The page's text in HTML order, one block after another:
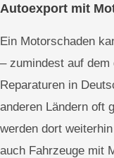
Autoexport mit
Ein Motorschaden
– zumindest auf
Reparaturen in
anderen Ländern oft
werden dort
auch Fahrzeuge mit